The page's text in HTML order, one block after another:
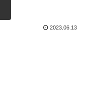
2023.06.13